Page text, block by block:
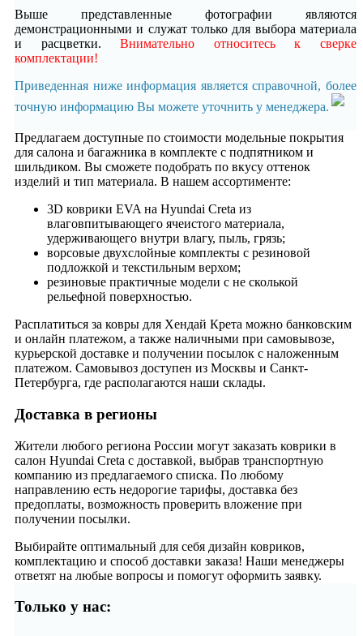
Выше представленные фотографии являются
демонстрационными и служат только для выбора материала
и расцветки.Внимательно относитесь к сверке
комплектации!
Приведенная ниже информация является справочной, более
точную информацию Вы можете уточнить у менеджера.
Предлагаем доступные по стоимости модельные покрытия
для салона и багажника в комплекте с подпятником и
шильдиком. Вы сможете подобрать по вкусу оттенок
изделий и тип материала. В нашем ассортименте:
3D коврики EVA на Hyundai Creta из
влаговпитывающего ячеистого материала,
удерживающего внутри влагу, пыль, грязь;
ворсовые двухслойные комплекты с резиновой
подложкой и текстильным верхом;
резиновые практичные модели с не сколькой
рельефной поверхностью.
Расплатиться за ковры для Хендай Крета можно банковским
и онлайн платежом, а также наличными при самовывозе,
курьерской доставке и получении посылок с наложенным
платежом. Самовывоз доступен из Москвы и Санкт-
Петербурга, где располагаются наши склады.
Доставка в регионы
Жители любого региона России могут заказать коврики в
салон Hyundai Creta с доставкой, выбрав транспортную
компанию из предлагаемого списка. По любому
направлению есть недорогие тарифы, доставка без
предоплаты, возможность проверить вложение при
получении посылки.
Выбирайте оптимальный для себя дизайн ковриков,
комплектацию и способ доставки заказа! Наши менеджеры
ответят на любые вопросы и помогут оформить заявку.
Только у нас: